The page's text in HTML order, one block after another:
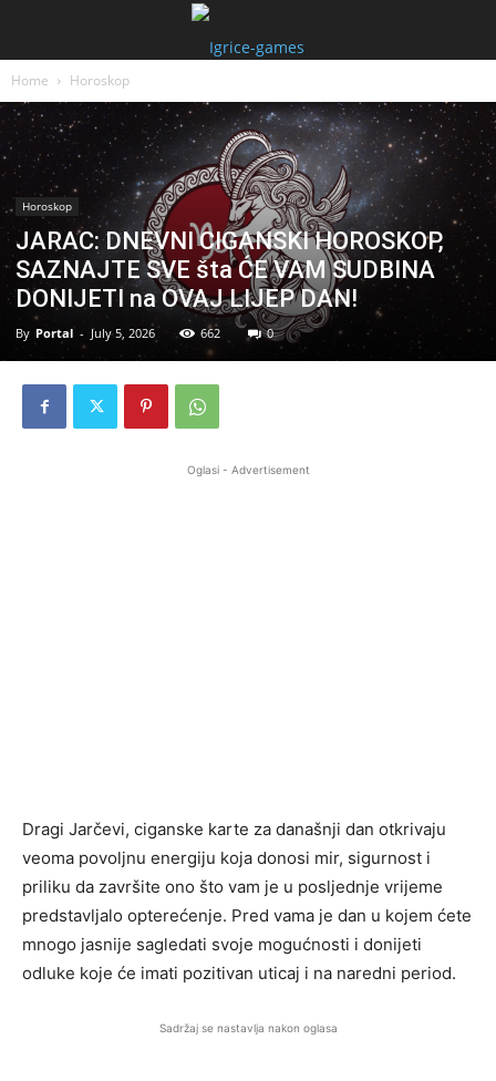
Home Horoskop
Horoskop
JARAC: DNEVNI CIGANSKI HOROSKOP,
SAZNAJTE SVE šta ĆE VAM SUDBINA
DONIJETI na OVAJ LIJEP DAN!
By Portal - July 5, 2026 662 0
Oglasi - Advertisement
Dragi Jarčevi, ciganske karte za današnji dan otkrivaju
veoma povoljnu energiju koja donosi mir, sigurnost i
priliku da završite ono što vam je u posljednje vrijeme
predstavljalo opterećenje. Pred vama je dan u kojem ćete
mnogo jasnije sagledati svoje mogućnosti i donijeti
odluke koje će imati pozitivan uticaj i na naredni period.
Sadržaj se nastavlja nakon oglasa